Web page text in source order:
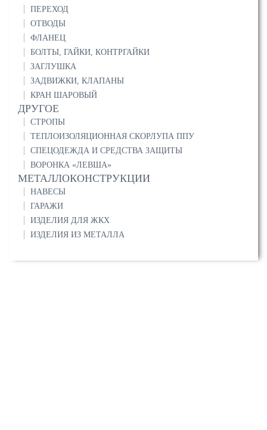
ПЕРЕХОД
ОТВОДЫ
ФЛАНЕЦ
БОЛТЫ, ГАЙКИ, КОНТРГАЙКИ
ЗАГЛУШКА
ЗАДВИЖКИ, КЛАПАНЫ
КРАН ШАРОВЫЙ
ДРУГОЕ
СТРОПЫ
ТЕПЛОИЗОЛЯЦИОННАЯ СКОРЛУПА ППУ
СПЕЦОДЕЖДА И СРЕДСТВА ЗАЩИТЫ
ВОРОНКА «ЛЕВША»
МЕТАЛЛОКОНСТРУКЦИИ
НАВЕСЫ
ГАРАЖИ
ИЗДЕЛИЯ ДЛЯ ЖКХ
ИЗДЕЛИЯ ИЗ МЕТАЛЛА